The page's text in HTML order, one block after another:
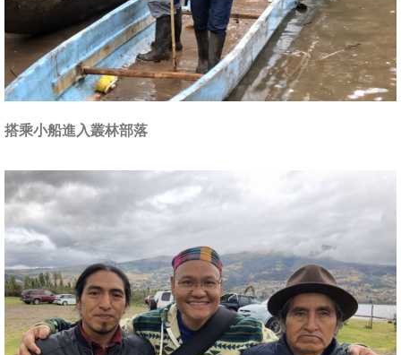
搭乘小船進入叢林部落